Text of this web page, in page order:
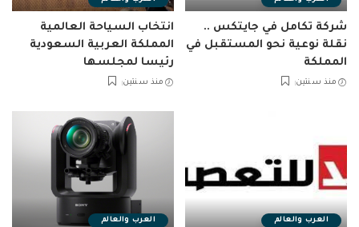
شركة تكامل في جايتكس ..
نقلة نوعية نحو المستقبل في
المملكة
منذ سنتين
انتخاب السياحة العالمية
المملكة العربية السعودية
رئيسا لمجلسها
منذ سنتين
العرب والعالم العرب والعالم